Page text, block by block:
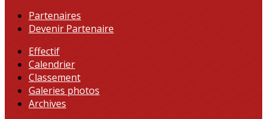
Partenaires
Devenir Partenaire
Effectif
Calendrier
Classement
Galeries photos
Archives